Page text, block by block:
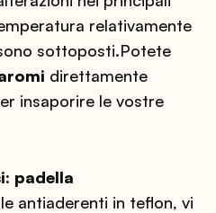
relativamente
sottoposti.Potete
direttamente
insaporire le vostre
padella
antiaderenti in teflon, vi